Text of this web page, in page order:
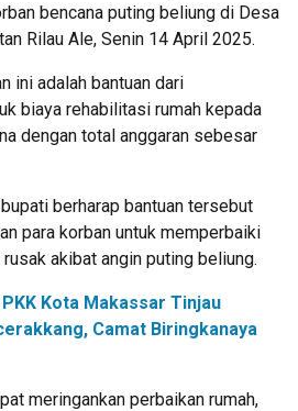
bencana puting beliung di Desa
Rilau Ale, Senin 14 April 2025.
ini adalah bantuan dari
biaya rehabilitasi rumah kepada
dengan total anggaran sebesar
berharap bantuan tersebut
para korban untuk memperbaiki
akibat angin puting beliung.
Kota Makassar Tinjau
Camat Biringkanaya
meringankan perbaikan rumah,